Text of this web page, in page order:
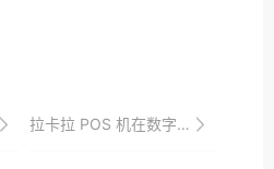
拉卡拉 POS 机在数字货币支付趋势下的布局与发展